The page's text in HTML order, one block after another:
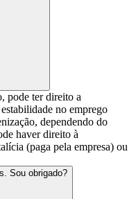
pode ter direito a
no emprego
dependendo do
haver direito à
(paga pela empresa) ou
Sou obrigado?